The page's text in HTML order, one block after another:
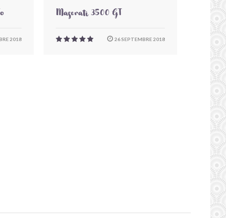
2018
Maserati 3500 GT
26 SEPTEMBRE 2018